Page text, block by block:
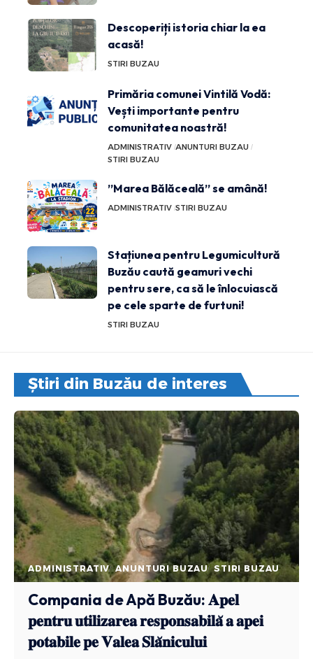
Descoperiți istoria chiar la ea
acasă!
STIRI BUZAU
Primăria comunei Vintilă Vodă:
Vești importante pentru
comunitatea noastră!
ADMINISTRATIV ANUNTURI BUZAU
STIRI BUZAU
”Marea Bălăceală” se amână!
ADMINISTRATIV STIRI BUZAU
Stațiunea pentru Legumicultură
Buzău caută geamuri vechi
pentru sere, ca să le înlocuiască
pe cele sparte de furtuni!
STIRI BUZAU
Știri din Buzău de interes
ADMINISTRATIV ANUNTURI BUZAU STIRI BUZAU
Compania de Apă Buzău: 𝐀𝐩𝐞𝐥
𝐩𝐞𝐧𝐭𝐫𝐮 𝐮𝐭𝐢𝐥𝐢𝐳𝐚𝐫𝐞𝐚 𝐫𝐞𝐬𝐩𝐨𝐧𝐬𝐚𝐛𝐢𝐥𝐚̆ 𝐚 𝐚𝐩𝐞𝐢
𝐩𝐨𝐭𝐚𝐛𝐢𝐥𝐞 𝐩𝐞 𝐕𝐚𝐥𝐞𝐚 𝐒𝐥𝐚̆𝐧𝐢𝐜𝐮𝐥𝐮𝐢